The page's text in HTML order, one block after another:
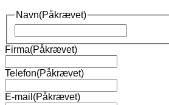
Navn(Påkrævet)
Firma(Påkrævet)
Telefon(Påkrævet)
E-mail (Påkrævet)